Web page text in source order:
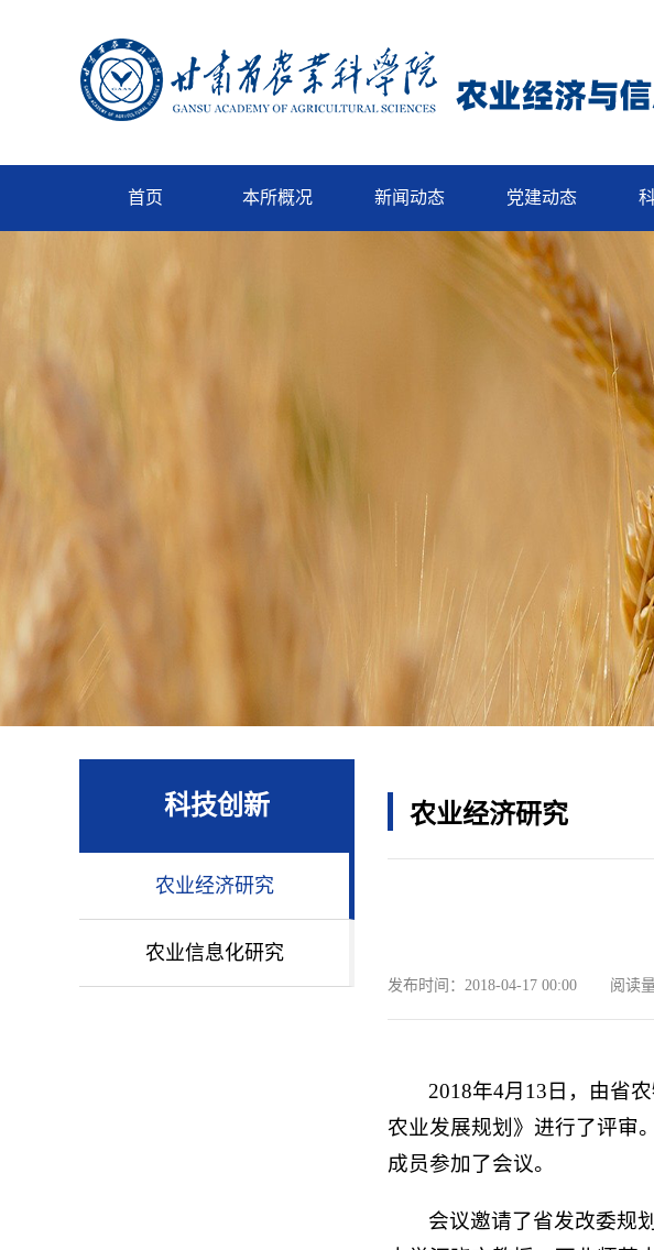
首页 本所概况 新闻动态 党建动态
科技创新
农业经济研究
农业信息化研究
农业经济研究
发布时间：2018-04-17 00:00 阅读量
2018年4月13日，由省
农业发展规划》进行了评审
成员参加了会议。
会议邀请了省发改委规